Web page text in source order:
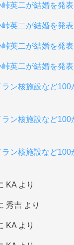
峠英二が結婚を発
峠英二が結婚を発
峠英二が結婚を発
峠英二が結婚を発
ン核施設など100
ン核施設など100
ン核施設など100
KAより
秀吉より
KAより